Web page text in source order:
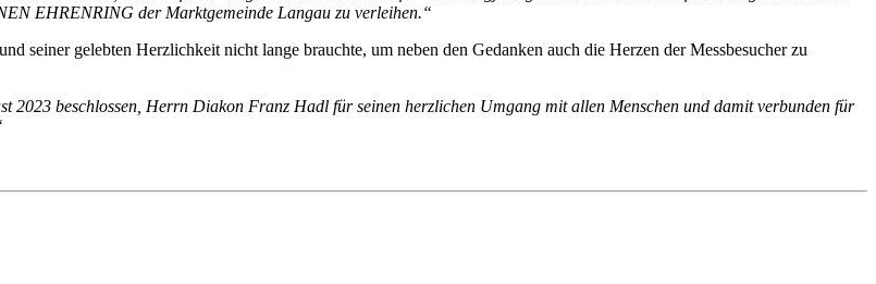
EHRENRING der Marktgemeinde Langau zu verleihen.“
seiner gelebten Herzlichkeit nicht lange brauchte, um neben den Gedanken auch die Herzen der Messbesucher zu
2023 beschlossen, Herrn Diakon Franz Hadl für seinen herzlichen Umgang mit allen Menschen und damit verbunden für